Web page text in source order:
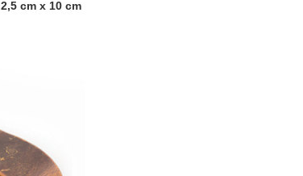
2,5 cm x 10 cm